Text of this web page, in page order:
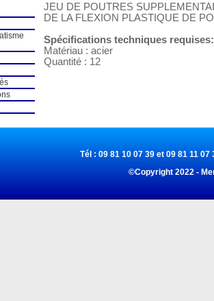
JEU DE POUTRES
DE LA FLEXION PLASTIQUE DE
Spécifications techniques requises:
Matériau : acier
Quantité : 12
Tél : 09 81 10 07 39 et 09 81 11
©Copyright 2022 -